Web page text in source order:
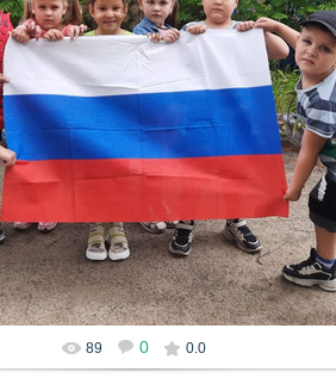
19.06.2024
DetSad14
89 0 0.0